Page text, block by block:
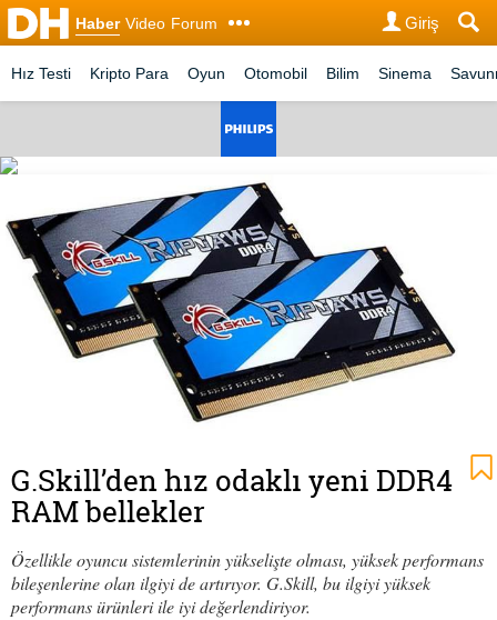
Haber Video Forum Giriş
Hız Testi Kripto Para Oyun Otomobil Bilim Sinema
G.Skill’den hız odaklı yeni DDR4
RAM bellekler
Özellikle oyuncu sistemlerinin yükselişte olması, yüksek performans
bileşenlerine olan ilgiyi de artırıyor. G.Skill, bu ilgiyi yüksek
performans ürünleri ile iyi değerlendiriyor.